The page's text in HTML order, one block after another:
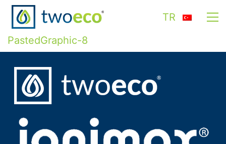
TR
PastedGraphic-8